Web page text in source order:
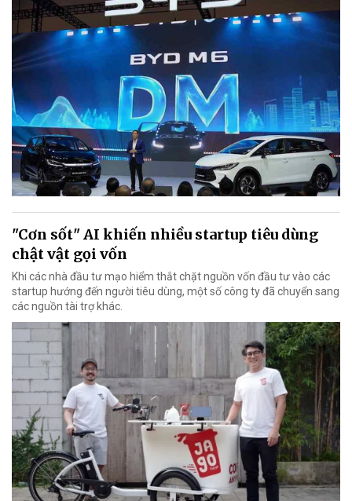
"Cơn sốt" AI khiến nhiều startup tiêu dùng
chật vật gọi vốn
Khi các nhà đầu tư mạo hiểm thắt chặt nguồn vốn đầu tư vào các
startup hướng đến người tiêu dùng, một số công ty đã chuyển sang
các nguồn tài trợ khác.